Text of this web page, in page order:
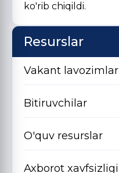
ko'rib chiqildi.
Resurslar
Vakant lavozimlar
Bitiruvchilar
O'quv resurslar
Axborot xavfsizligi